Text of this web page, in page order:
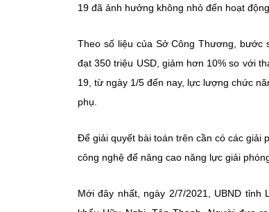
19 đã ảnh hưởng không nhỏ đến hoạt
Theo số liệu của Sở Công Thương, bước
đạt 350 triệu USD, giảm hơn 10% so với
19, từ ngày 1/5 đến nay, lực lượng chức
phụ.
Để giải quyết bài toán trên cần có các giải
công nghệ để nâng cao năng lực giải
Mới đây nhất, ngày 2/7/2021, UBND